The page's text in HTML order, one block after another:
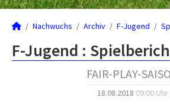
Nachwuchs Archiv F-Jugend
F-Jugend :
FAIR-PLAY-
18.08.2018 09:00 Uhr